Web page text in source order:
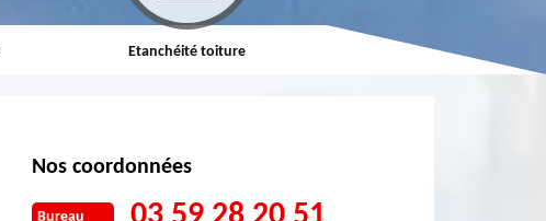
Etanchéité toiture Réparation de toiture
Nos coordonnées
Bureau